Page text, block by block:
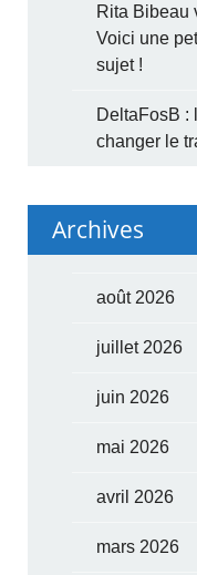
Rita Bibeau
Voici une
sujet !
DeltaFosB :
changer le
Archives
août 2026
juillet 2026
juin 2026
mai 2026
avril 2026
mars 2026